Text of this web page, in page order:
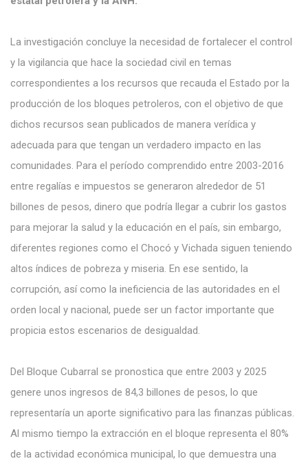
La investigación concluye la necesidad de fortalecer el control
y la vigilancia que hace la sociedad civil en temas
correspondientes a los recursos que recauda el Estado por la
producción de los bloques petroleros, con el objetivo de que
dichos recursos sean publicados de manera verídica y
adecuada para que tengan un verdadero impacto en las
comunidades. Para el período comprendido entre 2003-2016
entre regalías e impuestos se generaron alrededor de 51
billones de pesos, dinero que podría llegar a cubrir los gastos
para mejorar la salud y la educación en el país, sin embargo,
diferentes regiones como el Chocó y Vichada siguen teniendo
altos índices de pobreza y miseria. En ese sentido, la
corrupción, así como la ineficiencia de las autoridades en el
orden local y nacional, puede ser un factor importante que
propicia estos escenarios de desigualdad.
Del Bloque Cubarral se pronostica que entre 2003 y 2025
genere unos ingresos de 84,3 billones de pesos, lo que
representaría un aporte significativo para las finanzas públicas.
Al mismo tiempo la extracción en el bloque representa el 80%
de la actividad económica municipal, lo que demuestra una